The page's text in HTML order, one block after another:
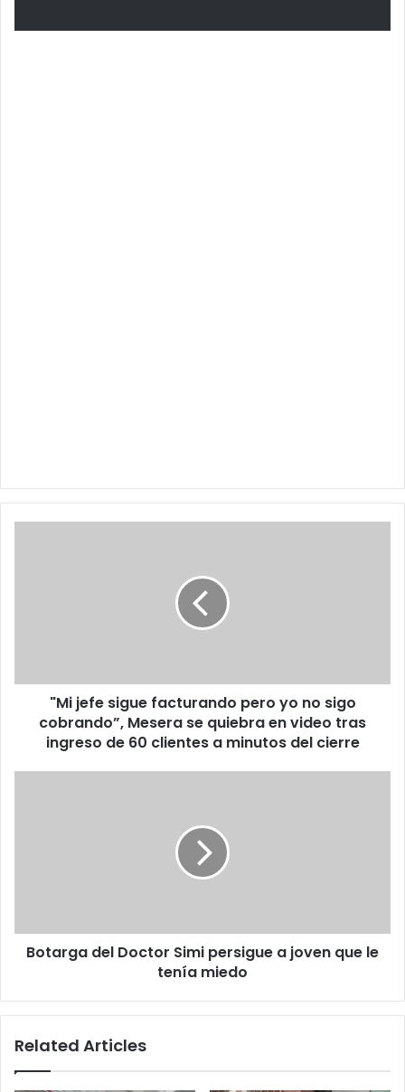
cobrando”,
Mesera
quiebra
cierre
"Mi jefe sigue facturando pero yo no sigo
cobrando”, Mesera se quiebra en video tras
ingreso de 60 clientes a minutos del cierre
le
tenía
Botarga del Doctor Simi persigue a joven que le
tenía miedo
Related Articles